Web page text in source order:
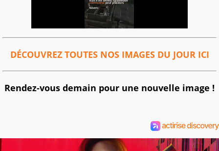
DÉCOUVREZ TOUTES NOS IMAGES DU JOUR ICI
Rendez-vous demain pour une nouvelle image !